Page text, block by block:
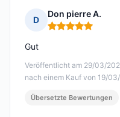
D
Don pierre A.
Hinweis: 5 von 5
Veröffentlicht am 29/03/
nach einem Kauf von 19/
Gut
Übersetzte Bewertungen